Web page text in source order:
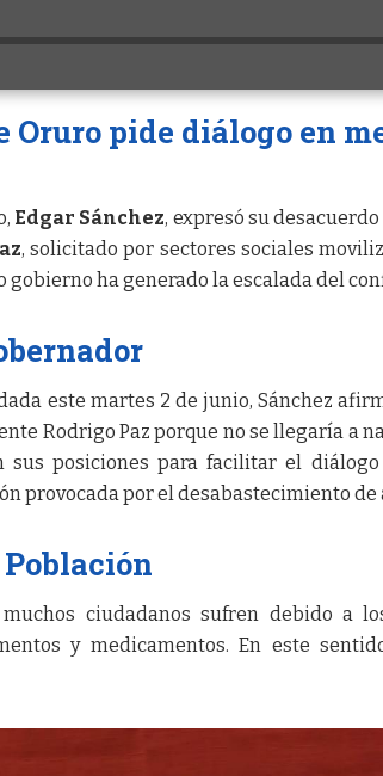
Oruro pide diálogo en
Edgar Sánchez, expresó su
, solicitado por sectores sociales
gobierno ha generado la escalada del
este martes 2 de junio, Sánchez
Rodrigo Paz porque no se llegaría a
sus posiciones para facilitar el
provocada por el desabastecimiento de
muchos ciudadanos sufren debido a
y medicamentos. En este